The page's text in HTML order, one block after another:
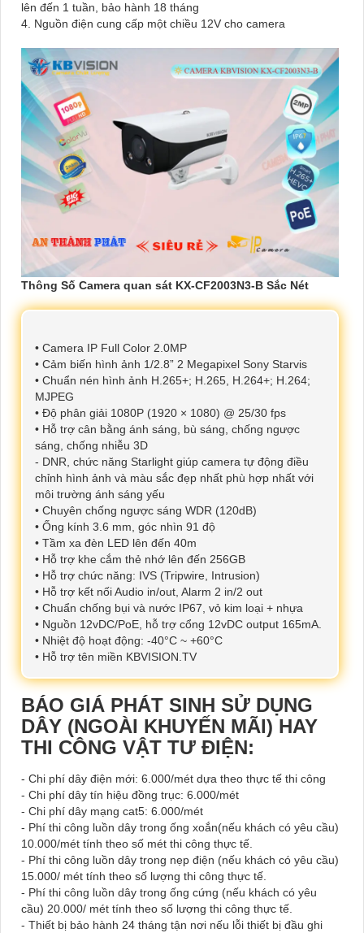
lên đến 1 tuần, bảo hành 18 tháng
4. Nguồn điện cung cấp một chiều 12V cho camera
Thông Số Camera quan sát KX-CF2003N3-B Sắc Nét
• Camera IP Full Color 2.0MP
• Cảm biến hình ảnh 1/2.8” 2 Megapixel Sony Starvis
• Chuẩn nén hình ảnh H.265+; H.265, H.264+; H.264;
MJPEG
• Độ phân giải 1080P (1920 × 1080) @ 25/30 fps
• Hỗ trợ cân bằng ánh sáng, bù sáng, chống ngược
sáng, chống nhiễu 3D
- DNR, chức năng Starlight giúp camera tự động điều
chỉnh hình ảnh và màu sắc đẹp nhất phù hợp nhất với
môi trường ánh sáng yếu
• Chuyên chống ngược sáng WDR (120dB)
• Ống kính 3.6 mm, góc nhìn 91 độ
• Tầm xa đèn LED lên đến 40m
• Hỗ trợ khe cắm thẻ nhớ lên đến 256GB
• Hỗ trợ chức năng: IVS (Tripwire, Intrusion)
• Hỗ trợ kết nối Audio in/out, Alarm 2 in/2 out
• Chuẩn chống bụi và nước IP67, vỏ kim loại + nhựa
• Nguồn 12vDC/PoE, hỗ trợ cổng 12vDC output 165mA.
• Nhiệt độ hoạt động: -40°C ~ +60°C
• Hỗ trợ tên miền KBVISION.TV
BÁO GIÁ PHÁT SINH SỬ DỤNG
DÂY (NGOÀI KHUYẾN MÃI) HAY
THI CÔNG VẬT TƯ ĐIỆN:
- Chi phí dây điện mới: 6.000/mét dựa theo thực tế thi công
- Chi phí dây tín hiệu đồng trục: 6.000/mét
- Chi phí dây mạng cat5: 6.000/mét
- Phí thi công luồn dây trong ống xoắn(nếu khách có yêu cầu)
10.000/mét tính theo số mét thi công thực tế.
- Phí thi công luồn dây trong nẹp điện (nếu khách có yêu cầu)
15.000/ mét tính theo số lượng thi công thực tế.
- Phí thi công luồn dây trong ống cứng (nếu khách có yêu
cầu) 20.000/ mét tính theo số lượng thi công thực tế.
- Thiết bị bảo hành 24 tháng tận nơi nếu lỗi thiết bị đầu ghi